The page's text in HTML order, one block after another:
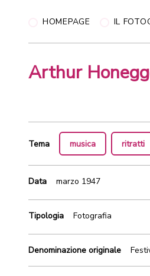
HOMEPAGE IL
Arthur
Tema musica ritratti
Data marzo 1947
Tipologia Fotografia
Denominazione originale